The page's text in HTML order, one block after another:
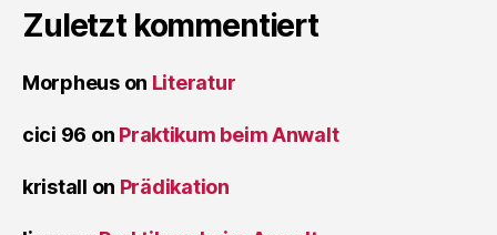
Zuletzt kommentiert
Morpheuson Literatur
cici 96 on Praktikum beim Anwalt
kristall on Prädikation